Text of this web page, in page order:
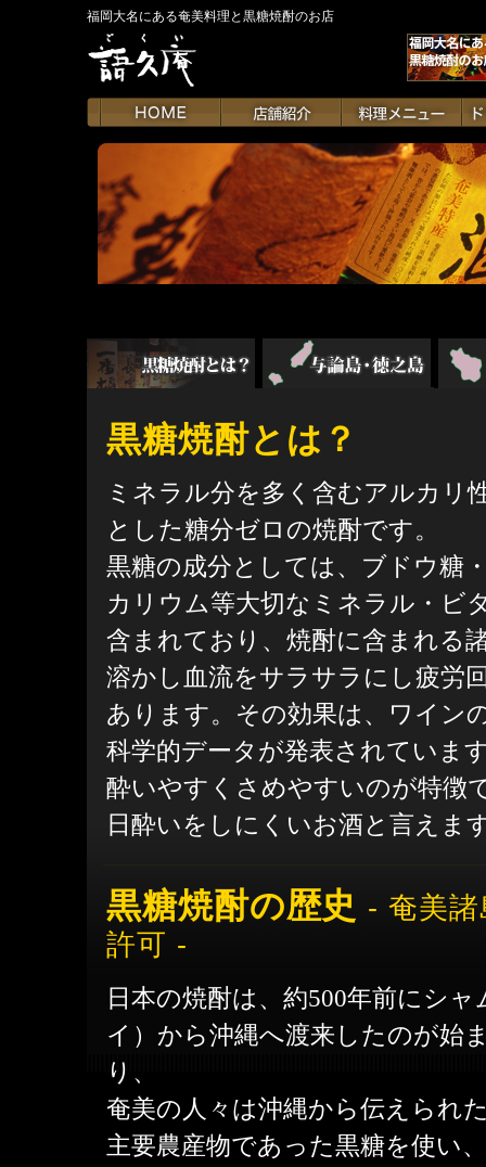
福岡大名にある奄美料理と黒糖焼酎のお店
黒糖焼酎とは？
ミネラル分を多く含むアルカリ
とした糖分ゼロの焼酎です。
黒糖の成分としては、ブドウ糖
カリウム等大切なミネラル・ビ
含まれており、焼酎に含まれる
溶かし血流をサラサラにし疲労
あります。その効果は、ワイン
科学的データが発表されていま
酔いやすくさめやすいのが特徴
日酔いをしにくいお酒と言えま
黒糖焼酎の歴史 - 奄美
許可 -
日本の焼酎は、約500年前にシャ
イ）から沖縄へ渡来したのが始
り、
奄美の人々は沖縄から伝えられ
主要農産物であった黒糖を使い